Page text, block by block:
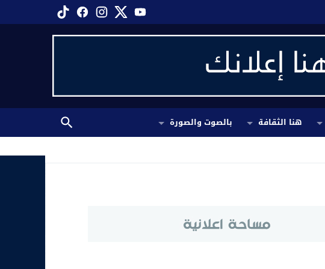
هنا الثقافة
بالصوت والصورة